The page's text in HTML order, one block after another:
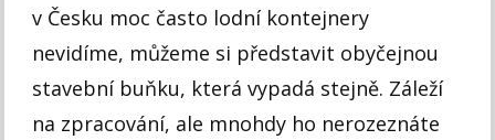
v Česku moc často lodní kontejnery
nevidíme, můžeme si představit obyčejnou
stavební buňku, která vypadá stejně. Záleží
na zpracování, ale mnohdy ho nerozeznáte